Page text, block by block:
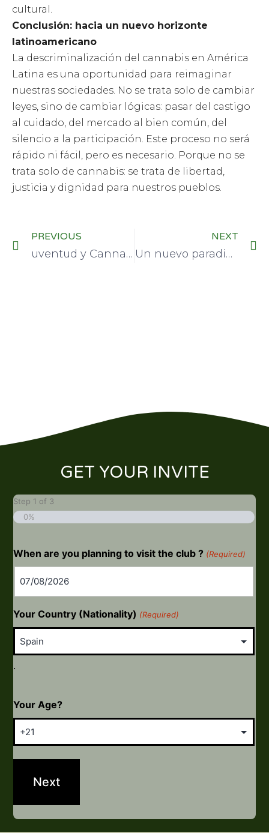
cultural.
Conclusión: hacia un nuevo horizonte
latinoamericano
La descriminalización del cannabis en América
Latina es una oportunidad para reimaginar
nuestras sociedades. No se trata solo de cambiar
leyes, sino de cambiar lógicas: pasar del castigo
al cuidado, del mercado al bien común, del
silencio a la participación. Este proceso no será
rápido ni fácil, pero es necesario. Porque no se
trata solo de cannabis: se trata de libertad,
justicia y dignidad para nuestros pueblos.
PREVIOUS
uventud y Cannabis: Nuevas Narrativas para una Planta Estigmatizada
NEXT
Un nuevo paradigma en el cuidado de la salud
GET YOUR INVITE
Step 1 of 3
0%
When are you planning to visit the club ? (Required)
Your Country (Nationality) (Required)
.
Your Age?